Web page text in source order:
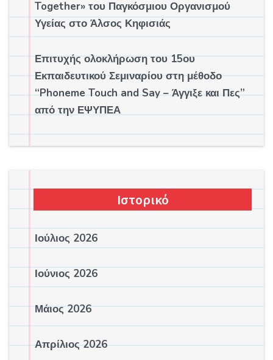
Together» του Παγκόσμιου Οργανισμού
Υγείας στο Άλσος Κηφισιάς
Επιτυχής ολοκλήρωση του 15ου
Εκπαιδευτικού Σεμιναρίου στη μέθοδο
“Phoneme Touch and Say – Άγγιξε και Πες”
από την ΕΨΥΠΕΑ
Ιστορικό
Ιούλιος 2026
Ιούνιος 2026
Μάιος 2026
Απρίλιος 2026